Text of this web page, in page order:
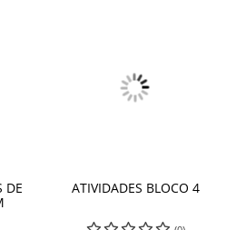
DE
ATIVIDADES BLOCO 4